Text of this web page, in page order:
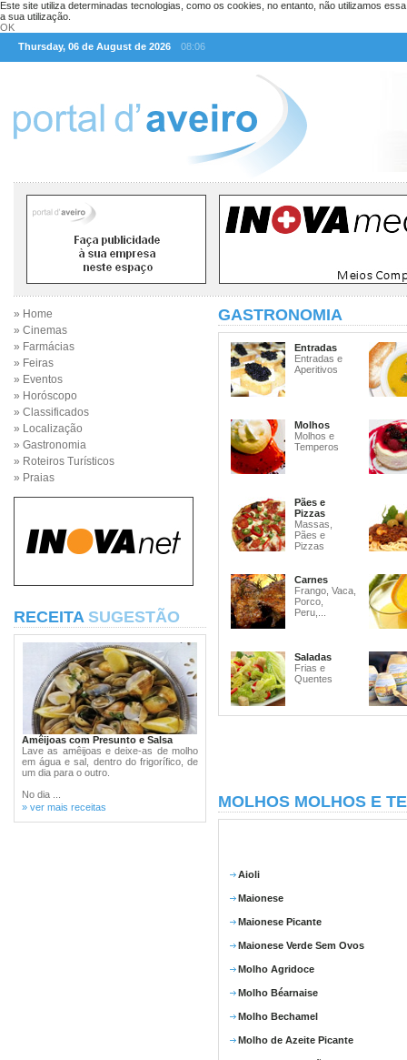
Este site utiliza determinadas tecnologias, como os cookies, no entanto, não utilizamos
a sua utilização.
OK
Thursday, 06 de August de 2026
08:06
» Home
» Cinemas
» Farmácias
» Feiras
» Eventos
» Horóscopo
» Classificados
» Localização
» Gastronomia
» Roteiros Turísticos
» Praias
RECEITA SUGESTÃO
Amêijoas com Presunto e Salsa
Lave as amêijoas e deixe-as de molho
em água e sal, dentro do frigorífico, de
um dia para o outro.
No dia ...
» ver mais receitas
GASTRONOMIA
Entradas
Entradas e
Aperitivos
Molhos
Molhos e
Temperos
Pães e
Pizzas
Massas,
Pães e
Pizzas
Carnes
Frango, Vaca,
Porco,
Peru,...
Saladas
Frias e
Quentes
MOLHOS MOLHOS E
Aioli
Maionese
Maionese Picante
Maionese Verde Sem Ovos
Molho Agridoce
Molho Béarnaise
Molho Bechamel
Molho de Azeite Picante